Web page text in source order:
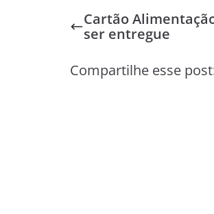
Cartão
ser entregue
Compartilhe esse